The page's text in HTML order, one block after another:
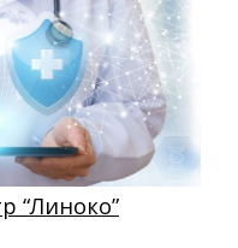
“Линоко”